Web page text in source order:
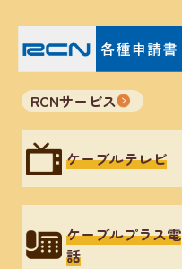
RCNサービス
ケーブルテレビ
ケーブルプラス電
話